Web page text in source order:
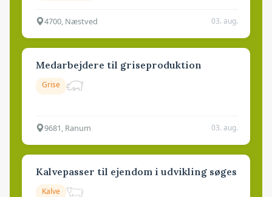
4700, Næstved 03. aug.
Medarbejdere til griseproduktion
Grise
9681, Ranum 03. aug.
Kalvepasser til ejendom i udvikling søges
Kalve